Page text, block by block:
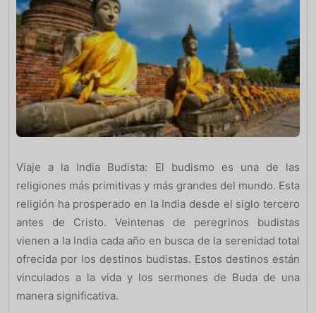
Viaje a la India Budista: El budismo es una de las
religiones más primitivas y más grandes del mundo. Esta
religión ha prosperado en la India desde el siglo tercero
antes de Cristo. Veintenas de peregrinos budistas
vienen a la India cada año en busca de la serenidad total
ofrecida por los destinos budistas. Estos destinos están
vinculados a la vida y los sermones de Buda de una
manera significativa.